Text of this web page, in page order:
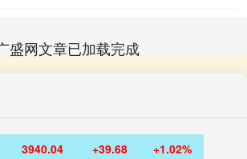
盛网文章已加载完成
3940.04 +39.68 +1.02%